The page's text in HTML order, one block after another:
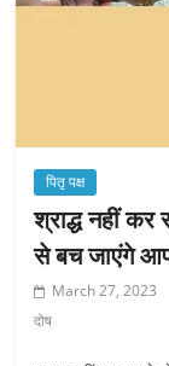
पितृ पक्ष
श्राद्ध नहीं
से बच जाएंगे
March 27, 2023
दोष